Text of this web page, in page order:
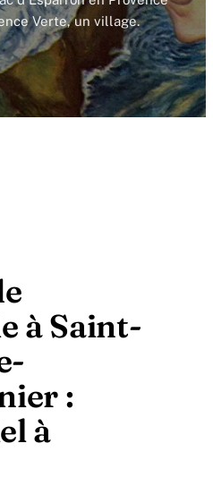
Verte, un village.
à Saint-
:
à